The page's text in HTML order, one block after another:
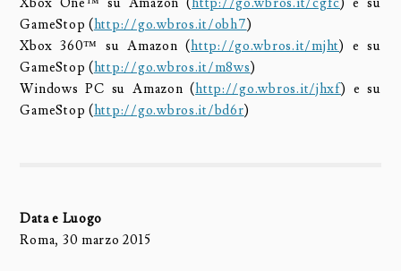
GameStop (http://go.wbros.it/obh7)
Xbox 360™ su Amazon (http://go.wbros.it/mjht) e su
GameStop (http://go.wbros.it/m8ws)
Windows PC su Amazon (http://go.wbros.it/jhxf) e su
GameStop (http://go.wbros.it/bd6r)
Data e Luogo
Roma, 30 marzo 2015